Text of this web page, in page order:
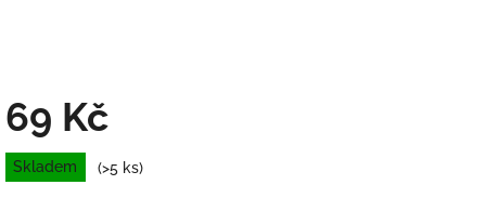
69 Kč
Měrná
cena:
Skladem (>5 ks)